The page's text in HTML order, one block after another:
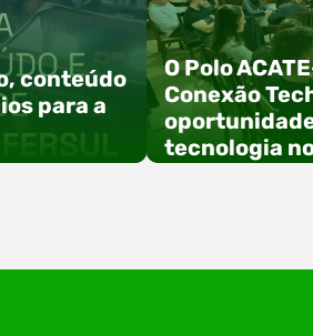
conteúdo
para a
O Polo
Conexão
tecnologia